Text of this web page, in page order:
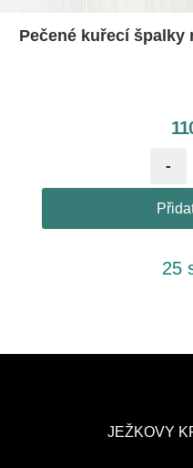
Pečené kuřecí špalky
-
25
JEŽKOVY